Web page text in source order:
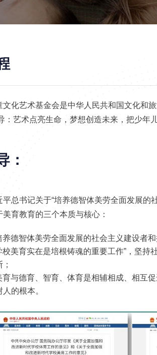
文化艺术基金会是中华人民共和国文化和
：艺术点亮生命，梦想创造未来，把少年
：
平总书记关于“培养德智体美劳全面发展的
育教育的三个本质与核心：
养德智体美劳全面发展的社会主义建设者
校美育实在是培根铸魂的重要工作”，坚
育与德育、智育、体育是相辅相成、相互
的根本。